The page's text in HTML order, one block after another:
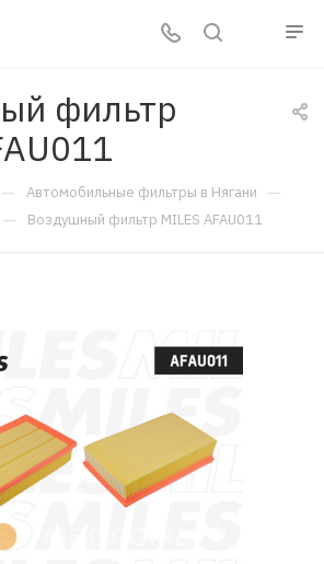
фильтр
— Автомобильные фильтры в Нягани —
— Воздушный фильтр MILES AFAU011